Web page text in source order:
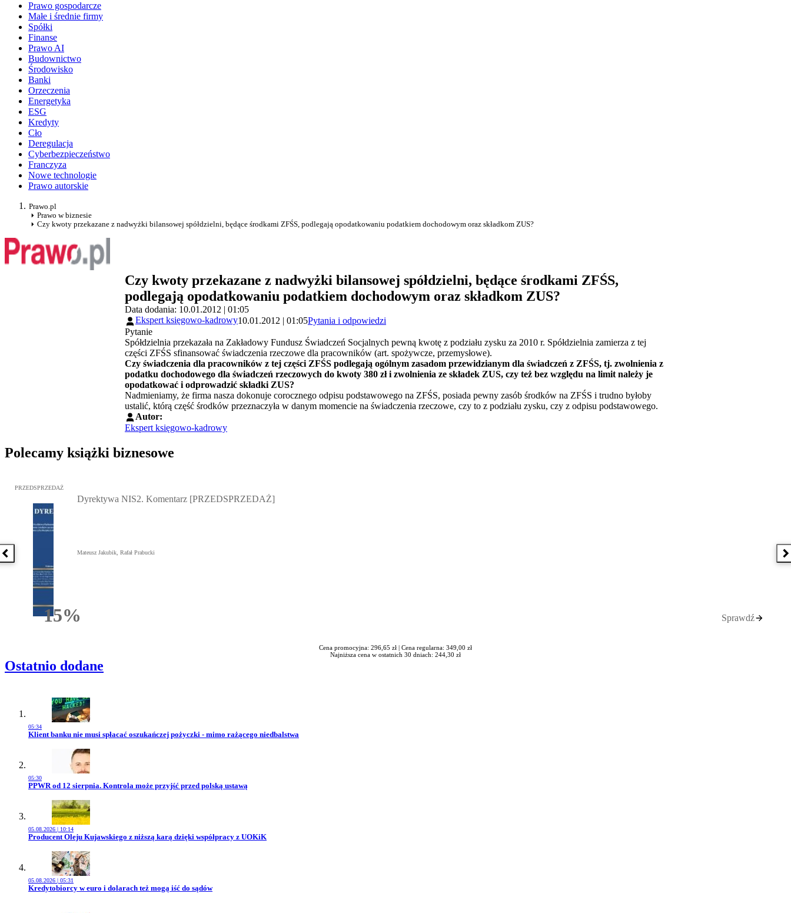
Prawo gospodarcze
Małe i średnie firmy
Spółki
Finanse
Prawo AI
Budownictwo
Środowisko
Banki
Orzeczenia
Energetyka
ESG
Kredyty
Cło
Deregulacja
Cyberbezpieczeństwo
Franczyza
Nowe technologie
Prawo autorskie
Prawo.pl
Prawo w biznesie
Czy kwoty przekazane z nadwyżki bilansowej spółdzielni, będące środkami ZFŚS, podlegają opodatkowaniu podatkiem dochodowym oraz składkom ZUS?
Czy kwoty przekazane z nadwyżki bilansowej spółdzielni, będące środkami ZFŚS,
podlegają opodatkowaniu podatkiem dochodowym oraz składkom ZUS?
Data dodania: 10.01.2012 | 01:05
Ekspert księgowo-kadrowy10.01.2012 | 01:05Pytania i odpowiedzi
Pytanie
Spółdzielnia przekazała na Zakładowy Fundusz Świadczeń Socjalnych pewną kwotę z podziału zysku za 2010 r. Spółdzielnia zamierza z tej
części ZFŚS sfinansować świadczenia rzeczowe dla pracowników (art. spożywcze, przemysłowe).
Czy świadczenia dla pracowników z tej części ZFŚS podlegają ogólnym zasadom przewidzianym dla świadczeń z ZFŚS, tj. zwolnienia z
podatku dochodowego dla świadczeń rzeczowych do kwoty 380 zł i zwolnienia ze składek ZUS, czy też bez względu na limit należy je
opodatkować i odprowadzić składki ZUS?
Nadmieniamy, że firma nasza dokonuje corocznego odpisu podstawowego na ZFŚS, posiada pewny zasób środków na ZFŚS i trudno byłoby
ustalić, którą część środków przeznaczyła w danym momencie na świadczenia rzeczowe, czy to z podziału zysku, czy z odpisu podstawowego.
Autor:
Ekspert księgowo-kadrowy
Polecamy książki biznesowe
Poprzednia książka
Przejdź do: Dyrektywa NIS2. Komentarz [PRZEDSPRZEDAŻ], Mateusz Jakubik, Rafał Prabucki - otwiera się w nowym oknie
PRZEDSPRZEDAŻ
15%Rabatu
Dyrektywa NIS2. Komentarz [PRZEDSPRZEDAŻ]
Mateusz Jakubik, Rafał Prabucki
Sprawdź
Cena promocyjna: 296,65 zł | Cena regularna: 349,00 zł
Najniższa cena w ostatnich 30 dniach: 244,30 zł
Ostatnio dodane
05:34
Przejdź do artykułu:
Klient banku nie musi spłacać oszukańczej pożyczki - mimo rażącego niedbalstwa
05:30
Przejdź do artykułu:
PPWR od 12 sierpnia. Kontrola może przyjść przed polską ustawą
05.08.2026 | 10:14
Przejdź do artykułu:
Producent Oleju Kujawskiego z niższą karą dzięki współpracy z UOKiK
05.08.2026 | 05:31
Przejdź do artykułu:
Kredytobiorcy w euro i dolarach też mogą iść do sądów